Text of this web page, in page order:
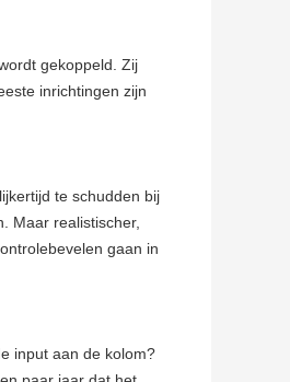
gekoppeld. Zij
inrichtingen zijn
te schudden bij
Maar realistischer,
gaan in
input aan de kolom?